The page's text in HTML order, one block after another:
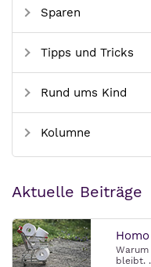
Sparen
Tipps und Tricks
Rund ums Kind
Kolumne
Aktuelle Beiträge
bleibt.